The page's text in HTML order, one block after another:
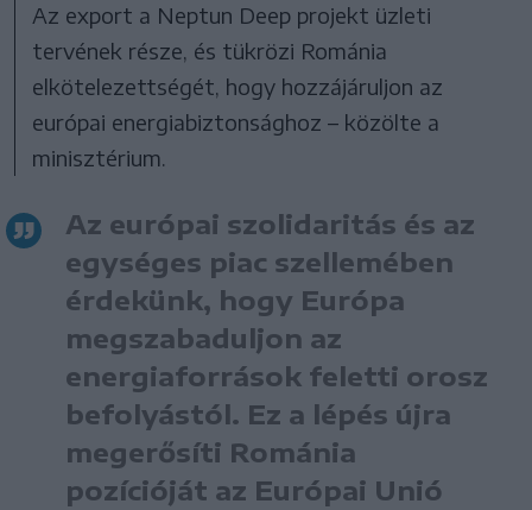
Az export a Neptun Deep projekt üzleti
tervének része, és tükrözi Románia
elkötelezettségét, hogy hozzájáruljon az
európai energiabiztonsághoz – közölte a
minisztérium.
Az európai szolidaritás és az
egységes piac szellemében
érdekünk, hogy Európa
megszabaduljon az
energiaforrások feletti orosz
befolyástól. Ez a lépés újra
megerősíti Románia
pozícióját az Európai Unió